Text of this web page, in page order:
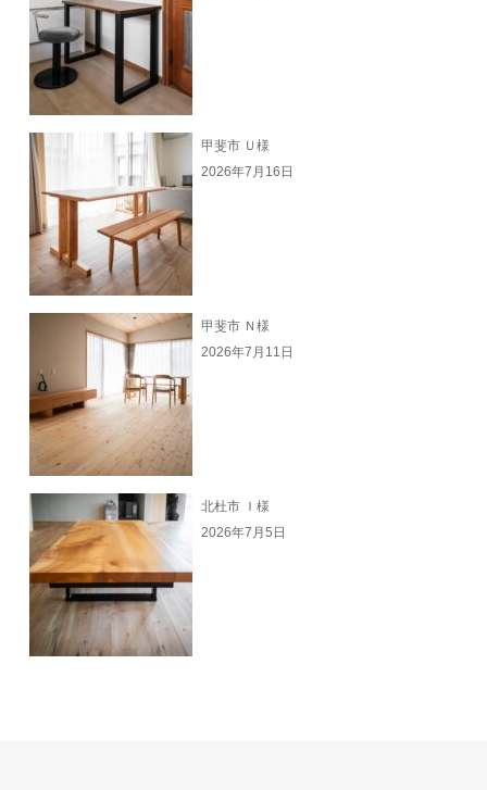
甲斐市 Ｕ様
2026年7月16日
甲斐市 Ｎ様
2026年7月11日
北杜市 Ｉ様
2026年7月5日